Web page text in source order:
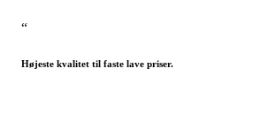
“
Højeste kvalitet til faste lave priser.